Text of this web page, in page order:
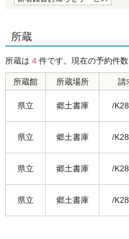
所蔵
所蔵は 4 件です。現在の予約件
所蔵館 所蔵場所 請
県立 郷土書庫 /
県立 郷土書庫 /
県立 郷土書庫 /
県立 郷土書庫 /